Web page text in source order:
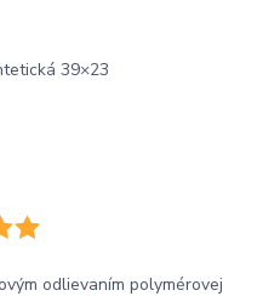
odlievaním polymérovej